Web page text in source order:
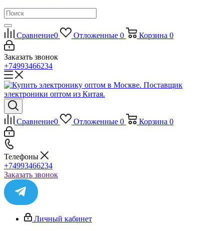
Сравнение0 Отложенные 0 Корзина 0
Заказать звонок
+74993466234
Сравнение0 Отложенные 0 Корзина 0
Телефоны
+74993466234
Заказать звонок
Личный кабинет